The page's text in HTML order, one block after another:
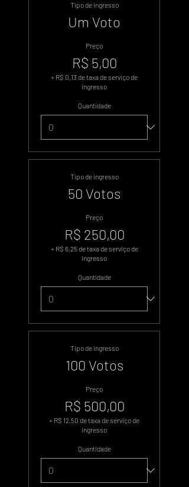
Tipo de ingresso
Um Voto
Preço
R$ 5,00
+ R$ 0,13 de taxa de serviço de
ingresso
Quantidade
Tipo de ingresso
50 Votos
Preço
R$ 250,00
+ R$ 6,25 de taxa de serviço de
ingresso
Quantidade
Tipo de ingresso
100 Votos
Preço
R$ 500,00
+ R$ 12,50 de taxa de serviço de
ingresso
Quantidade